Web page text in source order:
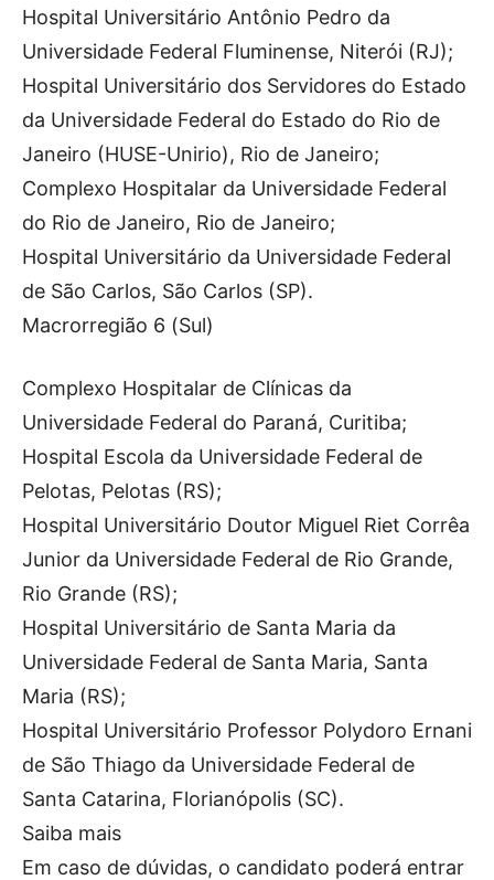
Hospital Universitário Antônio Pedro da
Universidade Federal Fluminense, Niterói (RJ);
Hospital Universitário dos Servidores do Estado
da Universidade Federal do Estado do Rio de
Janeiro (HUSE-Unirio), Rio de Janeiro;
Complexo Hospitalar da Universidade Federal
do Rio de Janeiro, Rio de Janeiro;
Hospital Universitário da Universidade Federal
de São Carlos, São Carlos (SP).
Macrorregião 6 (Sul)
Complexo Hospitalar de Clínicas da
Universidade Federal do Paraná, Curitiba;
Hospital Escola da Universidade Federal de
Pelotas, Pelotas (RS);
Hospital Universitário Doutor Miguel Riet Corrêa
Junior da Universidade Federal de Rio Grande,
Rio Grande (RS);
Hospital Universitário de Santa Maria da
Universidade Federal de Santa Maria, Santa
Maria (RS);
Hospital Universitário Professor Polydoro Ernani
de São Thiago da Universidade Federal de
Santa Catarina, Florianópolis (SC).
Saiba mais
Em caso de dúvidas, o candidato poderá entrar